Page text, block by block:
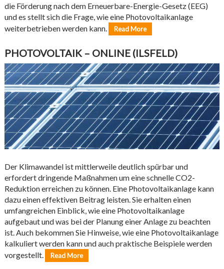
die Förderung nach dem Erneuerbare-Energie-Gesetz (EEG)
und es stellt sich die Frage, wie eine Photovoltaikanlage
weiterbetrieben werden kann.
Read More
PHOTOVOLTAIK – ONLINE (ILSFELD)
Der Klimawandel ist mittlerweile deutlich spürbar und
erfordert dringende Maßnahmen um eine schnelle CO2-
Reduktion erreichen zu können. Eine Photovoltaikanlage kann
dazu einen effektiven Beitrag leisten. Sie erhalten einen
umfangreichen Einblick, wie eine Photovoltaikanlage
aufgebaut und was bei der Planung einer Anlage zu beachten
ist. Auch bekommen Sie Hinweise, wie eine Photovoltaikanlage
kalkuliert werden kann und auch praktische Beispiele werden
vorgestellt.
Read More